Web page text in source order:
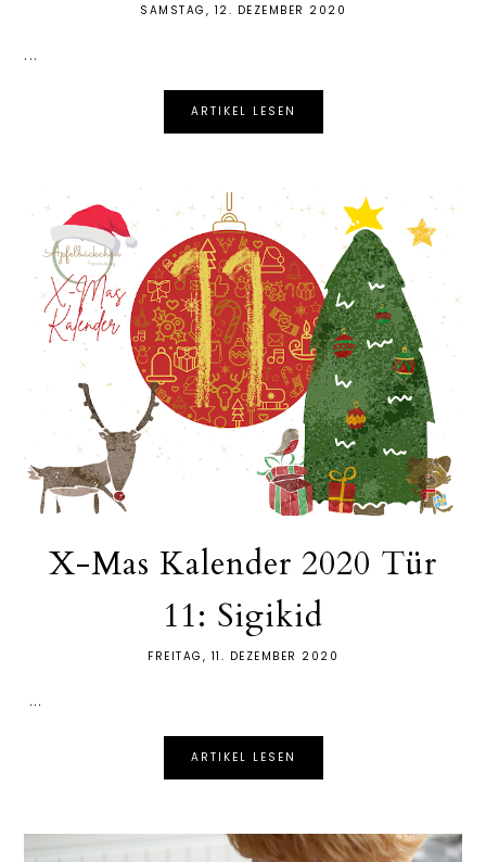
SAMSTAG, 12. DEZEMBER 2020
...
ARTIKEL LESEN
X-Mas Kalender 2020 Tür
11: Sigikid
FREITAG, 11. DEZEMBER 2020
...
ARTIKEL LESEN